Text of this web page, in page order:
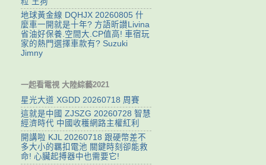
地球黃金線 DQHJX 20260805 什
麼車一開就是十年? 方語昕讃Livina
省油好保養.空間大.CP值高! 車宿玩
家的熱門選擇車款有? Suzuki
Jimny
一起看電視 大陸綜藝2021
星光大道 XGDD 20260718 周賽
這就是中國 ZJSZG 20260728 智慧
經濟時代 中國收穫網路主權紅利
開講啦 KJL 20260718 跟硬幣差不
多大小的羈扣電池 關鍵時刻卻能救
命! 心臟起搏器中也需要它!